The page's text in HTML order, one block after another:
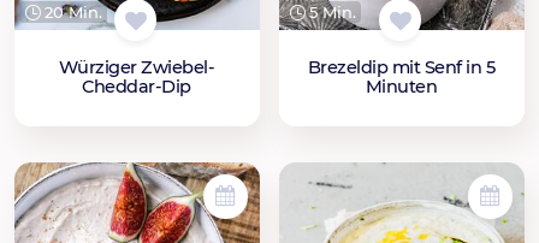
20 Min.
Würziger Zwiebel-
Cheddar-Dip
5 Min.
Brezeldip mit Senf in 5
Minuten